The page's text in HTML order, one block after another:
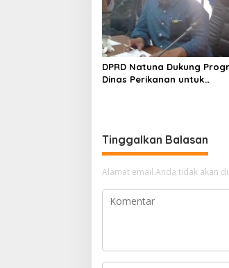
s
DPRD Natuna Dukung
Dinas Perikanan untuk
Tinggalkan Balasan
Alamat email Anda tidak akan